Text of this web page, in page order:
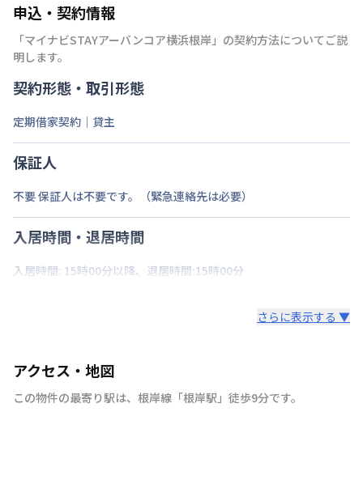
申込・契約情報
「マイナビSTAYアーバンコア横浜根岸 」の契約方法についてご説
明します。
契約形態・取引形態
定期借家契約｜貸主
保証人
不要 保証人は不要です。（緊急連絡先は必要）
入居時間・退居時間
入居時間: 15時00分以降、退居時間:15時00分
さらに表示する ▼
アクセス・地図
この物件の最寄り駅は、 根岸線 「根岸駅 」 徒歩9分です。